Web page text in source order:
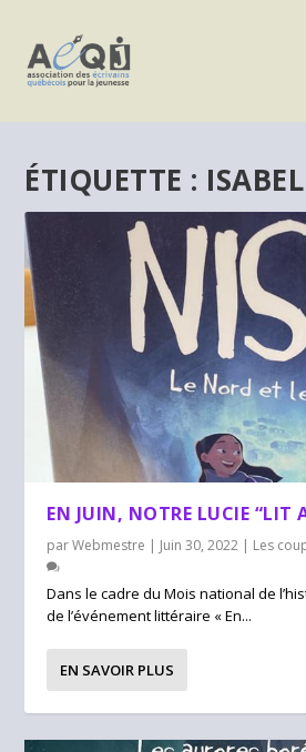
ÉTIQUETTE :
EN JUIN, NOTRE LUCIE “LIT
parWebmestre | Juin 30, 2022 | Les
Dans le cadre du Mois national de
de l’événement littéraire « En...
EN SAVOIR PLUS